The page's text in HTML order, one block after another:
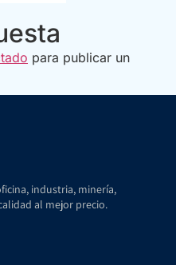
para publicar un
industria, minería,
al mejor precio.